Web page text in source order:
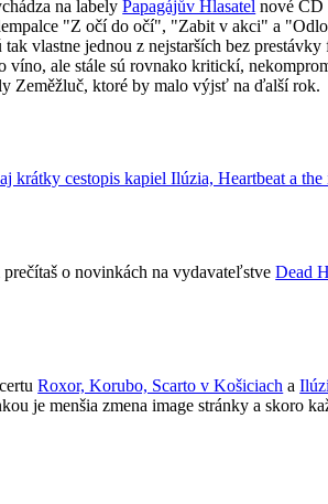
na labelyPapagájův Hlasatel nové CD
"Z očí do očí", "Zabit v akci" a
vlastne jednou z nejstarších bez
ale stále sú rovnako kritickí,
Zeměžluč, ktoré by malo výjsť na ďalší rok.
krátky cestopis kapiel Ilúzia, Heartbeat a
prečítaš o novinkách na vydavateľstveDead
Roxor, Korubo, Scarto v Košiciach a
je menšia zmena image stránky a skoro